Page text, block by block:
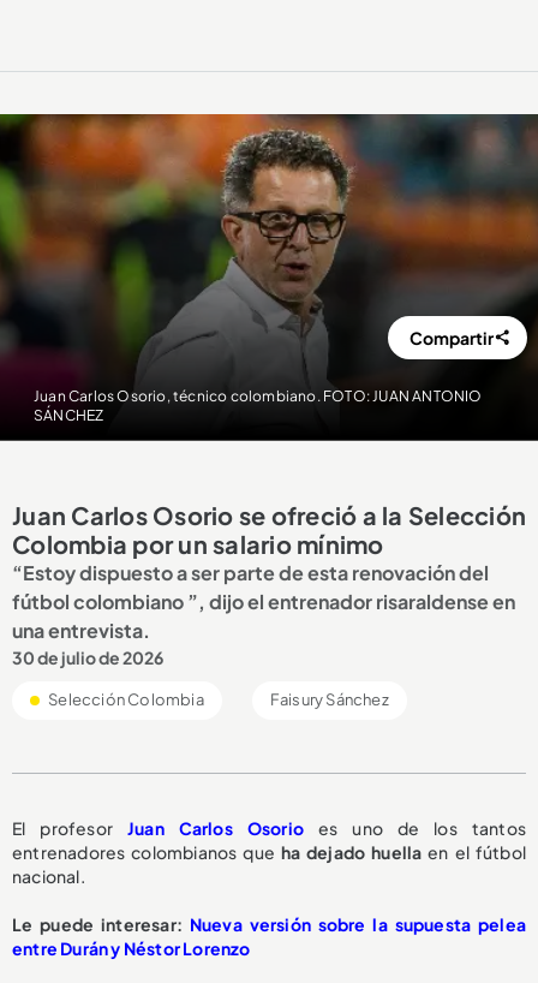
Juan Carlos Osorio, técnico colombiano. FOTO: JUAN ANTONIO
SÁNCHEZ
Compartir
Juan Carlos Osorio se ofreció a la Selección
Colombia por un salario mínimo
“Estoy dispuesto a ser parte de esta renovación del
fútbol colombiano ”, dijo el entrenador risaraldense en
una entrevista.
30 de julio de 2026
Selección Colombia Faisury Sánchez
El profesor Juan Carlos Osorio
es uno de los tantos
entrenadores colombianos que ha dejado huella en el fútbol
nacional.
Le puede interesar: Nueva versión sobre la supuesta pelea
entre Durán y Néstor Lorenzo